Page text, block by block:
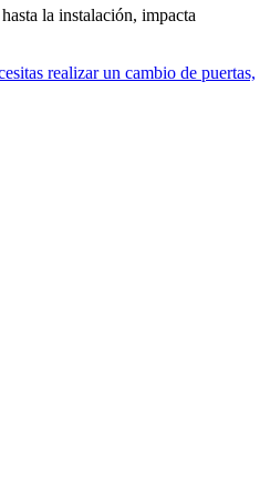
la instalación, impacta
realizar un cambio de puertas,